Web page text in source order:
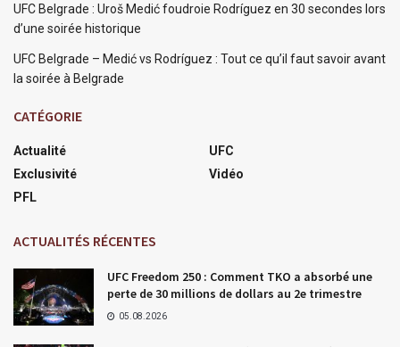
UFC Belgrade : Uroš Medić foudroie Rodríguez en 30 secondes lors
d’une soirée historique
UFC Belgrade – Medić vs Rodríguez : Tout ce qu’il faut savoir avant
la soirée à Belgrade
CATÉGORIE
Actualité
Exclusivité
PFL
UFC
Vidéo
ACTUALITÉS RÉCENTES
UFC Freedom 250 : Comment TKO a absorbé une
perte de 30 millions de dollars au 2e trimestre
05.08.2026